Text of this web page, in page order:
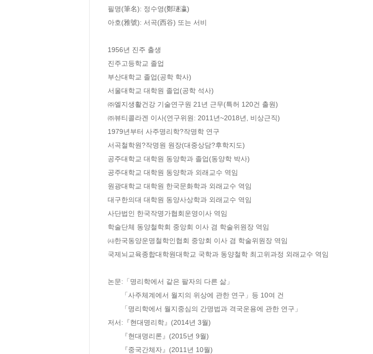
필명(筆名): 정수영(鄭璲瀛)
아호(雅號): 서곡(西谷) 또는 서비
1956년 진주 출생
진주고등학교 졸업
부산대학교 졸업(공학 학사)
서울대학교 대학원 졸업(공학 석사)
㈜엘지생활건강 기술연구원 21년 근무(특허 120건 출원)
㈜뷰티콜라겐 이사(연구위원: 2011년~2018년, 비상근직)
1979년부터 사주명리학?작명학 연구
서곡철학원?작명원 원장(대중상담?후학지도)
공주대학교 대학원 동양학과 졸업(동양학 박사)
공주대학교 대학원 동양학과 외래교수 역임
원광대학교 대학원 한국문화학과 외래교수 역임
대구한의대 대학원 동양사상학과 외래교수 역임
사단법인 한국작명가협회운영이사 역임
학술단체 동양철학회 중앙회 이사 겸 학술위원장 역임
㈔한국동양운명철학인협회 중앙회 이사 겸 학술위원장 역임
국제뇌교육종합대학원대학교 국학과 동양철학 최고위과정 외래교수 역임
논문:「명리학에서 같은 팔자의 다른 삶」
저서:『현대명리학』(2014년 3월)